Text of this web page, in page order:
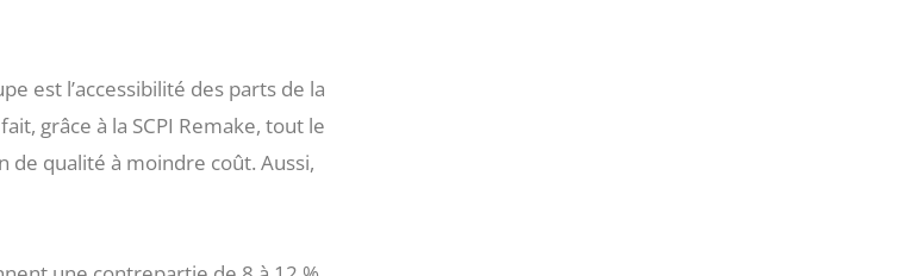
est l’accessibilité des parts de la
grâce à la SCPI Remake, tout le
de qualité à moindre coût. Aussi,